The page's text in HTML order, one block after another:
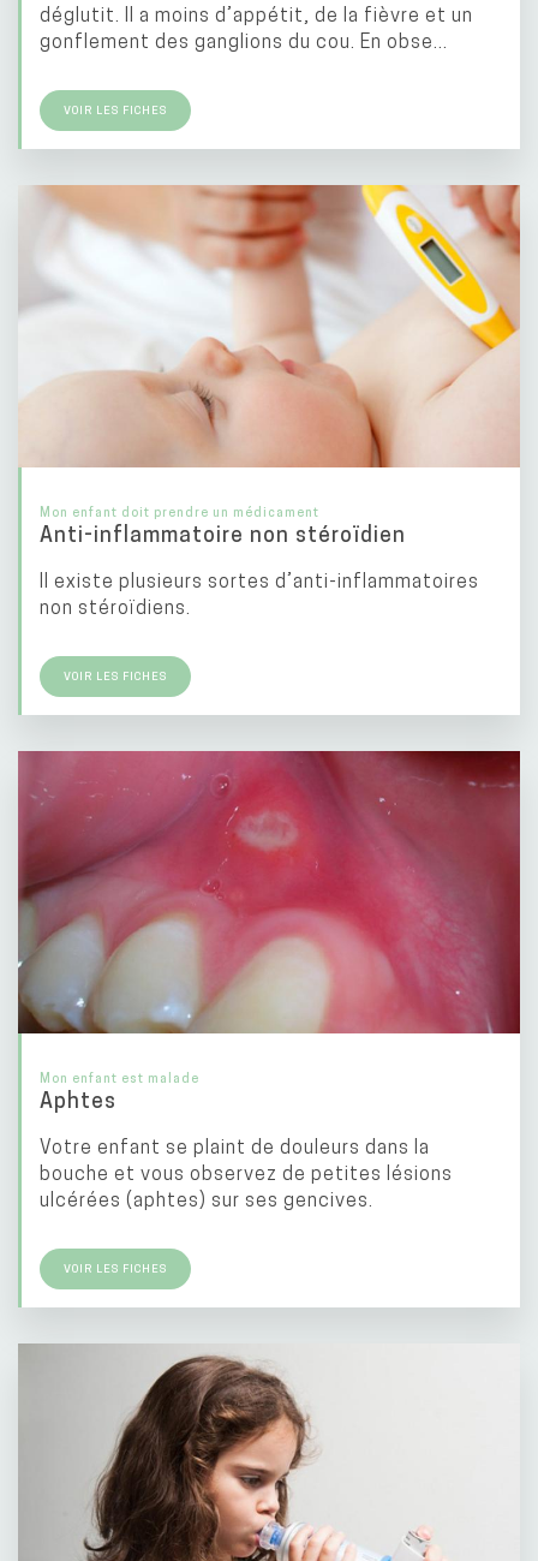
déglutit. Il a moins d’appétit, de la fièvre et un
gonflement des ganglions du cou. En obse...
VOIR LES FICHES
Mon enfant doit prendre un médicament
Anti-inflammatoire non stéroïdien
Il existe plusieurs sortes d’anti-inflammatoires
non stéroïdiens.
VOIR LES FICHES
Mon enfant est malade
Aphtes
Votre enfant se plaint de douleurs dans la
bouche et vous observez de petites lésions
ulcérées (aphtes) sur ses gencives.
VOIR LES FICHES